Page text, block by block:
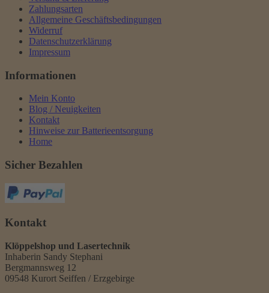
Zahlungsarten
Allgemeine Geschäftsbedingungen
Widerruf
Datenschutzerklärung
Impressum
Informationen
Mein Konto
Blog / Neuigkeiten
Kontakt
Hinweise zur Batterieentsorgung
Home
Sicher Bezahlen
Kontakt
Klöppelshop und Lasertechnik
Inhaberin Sandy Stephani
Bergmannsweg 12
09548 Kurort Seiffen / Erzgebirge